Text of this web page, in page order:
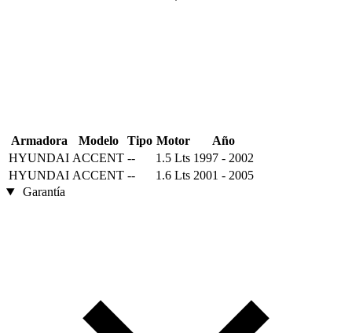
Armadora Modelo Tipo Motor
Año
HYUNDAI ACCENT -- 1.5 Lts 1997 - 2002
HYUNDAI ACCENT -- 1.6 Lts 2001 - 2005
Garantía